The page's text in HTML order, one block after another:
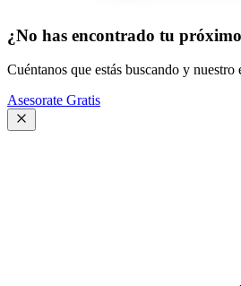
¿No has encontrado tu
Cuéntanos que estás buscando y
Asesorate Gratis